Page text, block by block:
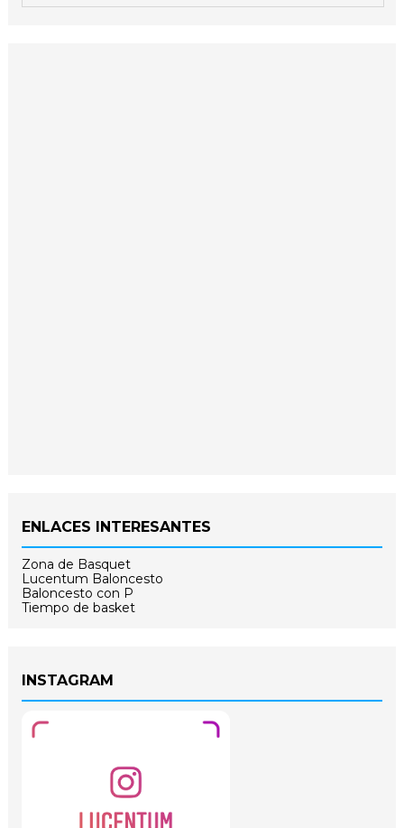
ENLACES INTERESANTES
Zona de Basquet
Lucentum Baloncesto
Baloncesto con P
Tiempo de basket
INSTAGRAM